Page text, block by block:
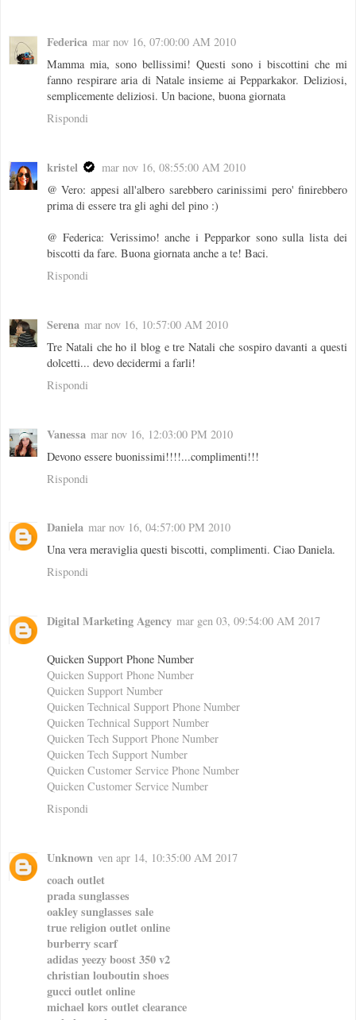
Federica mar nov 16, 07:00:00 AM 2010
Mamma mia, sono bellissimi! Questi sono i biscottini che mi
fanno respirare aria di Natale insieme ai Pepparkakor. Deliziosi,
semplicemente deliziosi. Un bacione, buona giornata
Rispondi
kristel
mar nov 16, 08:55:00 AM 2010
@ Vero: appesi all'albero sarebbero carinissimi pero' finirebbero
prima di essere tra gli aghi del pino :)
@ Federica: Verissimo! anche i Pepparkor sono sulla lista dei
biscotti da fare. Buona giornata anche a te! Baci.
Rispondi
Serena mar nov 16, 10:57:00 AM 2010
Tre Natali che ho il blog e tre Natali che sospiro davanti a questi
dolcetti... devo decidermi a farli!
Rispondi
Vanessa mar nov 16, 12:03:00 PM 2010
Devono essere buonissimi!!!!...complimenti!!!
Rispondi
Daniela mar nov 16, 04:57:00 PM 2010
Una vera meraviglia questi biscotti, complimenti. Ciao Daniela.
Rispondi
Digital Marketing Agency mar gen 03, 09:54:00 AM 2017
Quicken Support Phone Number
Quicken Support Phone Number
Quicken Support Number
Quicken Technical Support Phone Number
Quicken Technical Support Number
Quicken Tech Support Phone Number
Quicken Tech Support Number
Quicken Customer Service Phone Number
Quicken Customer Service Number
Rispondi
Unknown ven apr 14, 10:35:00 AM 2017
coach outlet
prada sunglasses
oakley sunglasses sale
true religion outlet online
burberry scarf
adidas yeezy boost 350 v2
christian louboutin shoes
gucci outlet online
michael kors outlet clearance